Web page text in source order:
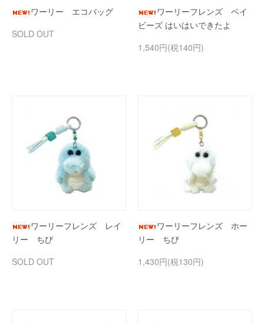
ワーリー エコバッグ
SOLD OUT
ワーリーフレンズ ベイ
ビーズ はいはいできたよ
1,540円(税140円)
ワーリーフレンズ レイ
リー ちび
SOLD OUT
ワーリーフレンズ ホー
リー ちび
1,430円(税130円)